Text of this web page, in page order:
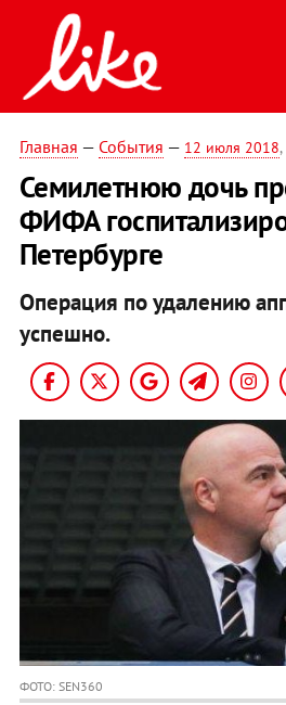
Главная — События — 12 июля 2018
Семилетнюю дочь
ФИФА
Петербурге
Операция по удалению
успешно.
ФОТО: SEN360